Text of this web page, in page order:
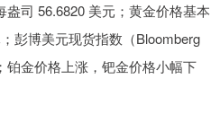
司 56.6820 美元；黄金价格基本
彭博美元现货指数（Bloomberg
铂金价格上涨，钯金价格小幅下